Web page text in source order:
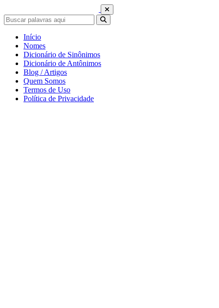
Início
Nomes
Dicionário de Sinônimos
Dicionário de Antônimos
Blog / Artigos
Quem Somos
Termos de Uso
Política de Privacidade